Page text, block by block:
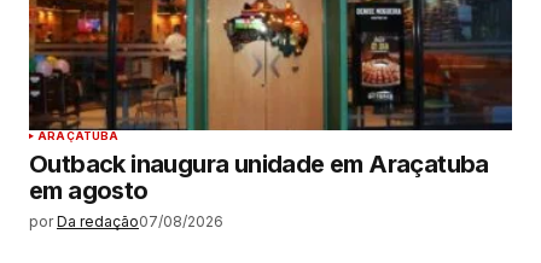
ARAÇATUBA
Outback inaugura unidade em Araçatuba
em agosto
por Da redação07/08/2026